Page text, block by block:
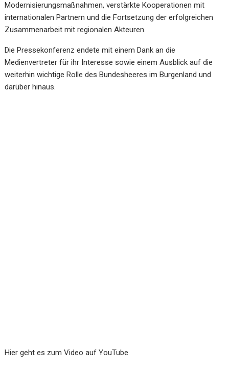
Modernisierungsmaßnahmen, verstärkte Kooperationen mit
internationalen Partnern und die Fortsetzung der erfolgreichen
Zusammenarbeit mit regionalen Akteuren.
Die Pressekonferenz endete mit einem Dank an die
Medienvertreter für ihr Interesse sowie einem Ausblick auf die
weiterhin wichtige Rolle des Bundesheeres im Burgenland und
darüber hinaus.
Hier geht es zum Video auf YouTube